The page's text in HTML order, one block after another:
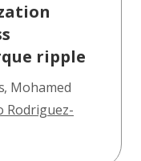
ripple
, Mohamed
Rodriguez-